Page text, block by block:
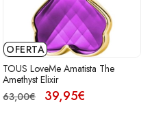
OFERTA
TOUS LoveMe Amatista The
Amethyst Elixir
63,00€
39,95€